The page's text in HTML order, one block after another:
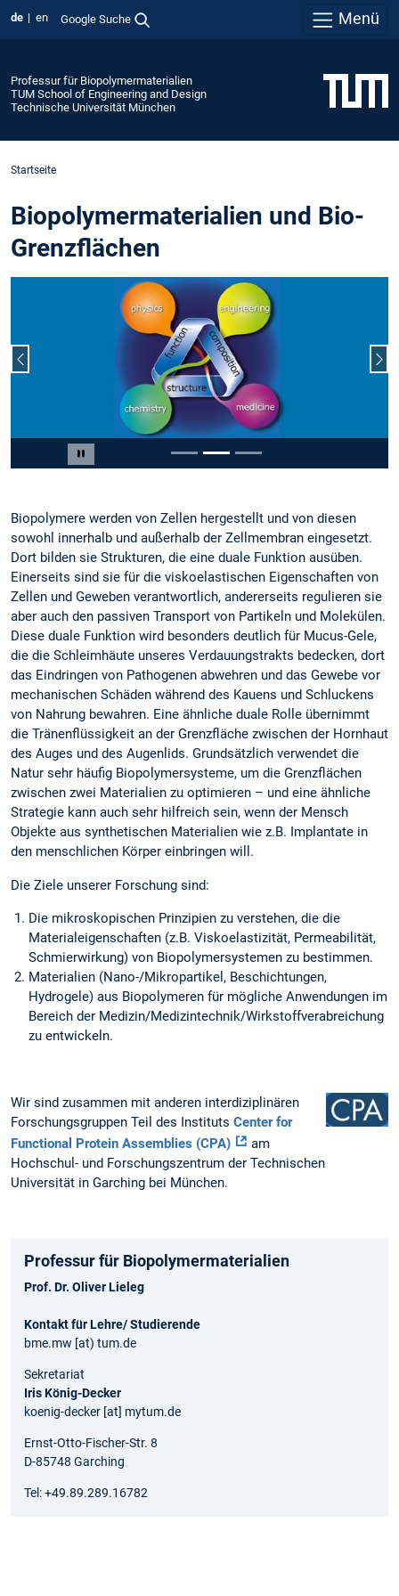
de en Google Suche Menü
Professur für Biopolymermaterialien
TUM School of Engineering and Design
Technische Universität München
Startseite
Biopolymermaterialien und Bio-
Grenzflächen
Carousel pausieren
Vorheriger Slide
Slide 2 von 3
Biopolymere werden von Zellen hergestellt und von diesen
sowohl innerhalb und außerhalb der Zellmembran eingesetzt.
Dort bilden sie Strukturen, die eine duale Funktion ausüben.
Einerseits sind sie für die viskoelastischen Eigenschaften von
Zellen und Geweben verantwortlich, andererseits regulieren sie
aber auch den passiven Transport von Partikeln und Molekülen.
Diese duale Funktion wird besonders deutlich für Mucus-Gele,
die die Schleimhäute unseres Verdauungstrakts bedecken, dort
das Eindringen von Pathogenen abwehren und das Gewebe vor
mechanischen Schäden während des Kauens und Schluckens
von Nahrung bewahren. Eine ähnliche duale Rolle übernimmt
die Tränenflüssigkeit an der Grenzfläche zwischen der Hornhaut
des Auges und des Augenlids. Grundsätzlich verwendet die
Natur sehr häufig Biopolymersysteme, um die Grenzflächen
zwischen zwei Materialien zu optimieren – und eine ähnliche
Strategie kann auch sehr hilfreich sein, wenn der Mensch
Objekte aus synthetischen Materialien wie z.B. Implantate in
den menschlichen Körper einbringen will.
Die Ziele unserer Forschung sind:
Die mikroskopischen Prinzipien zu verstehen, die die
Materialeigenschaften (z.B. Viskoelastizität, Permeabilität,
Schmierwirkung) von Biopolymersystemen zu bestimmen.
Materialien (Nano-/Mikropartikel, Beschichtungen,
Hydrogele) aus Biopolymeren für mögliche Anwendungen im
Bereich der Medizin/Medizintechnik/Wirkstoffverabreichung
zu entwickeln.
Wir sind zusammen mit anderen interdiziplinären
Forschungsgruppen Teil des Instituts Center for
Functional Protein Assemblies (CPA)
am
Hochschul- und Forschungszentrum der Technischen
Universität in Garching bei München.
Professur für Biopolymermaterialien
Prof. Dr. Oliver Lieleg
Kontakt für Lehre/ Studierende
bme.mw [at) tum.de
Sekretariat
Iris König-Decker
koenig-decker [at] mytum.de
Ernst-Otto-Fischer-Str. 8
D-85748 Garching
Tel: +49.89.289.16782